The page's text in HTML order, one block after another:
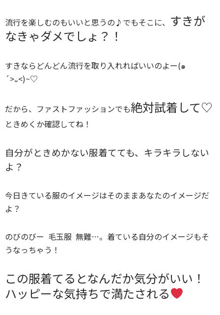
流行を楽しむのもいいと思うの♪でもそこに、 すきが
なきゃダメでしょ？！
すきならどんどん流行を取り入れればいいのよー(๑
´>᎑<)~♡
だから、ファストファッションでも絶対試着して♡
ときめくか確認してね！
自分がときめかない服着てても、キラキラしない
よ？
今日きている服のイメージはそのままあなたのイメージだ
よ？
のびのびー 毛玉服 無難…。着ている自分のイメージもそ
うなっちゃう！
この服着てるとなんだか気分がいい！
ハッピーな気持ちで満たされる